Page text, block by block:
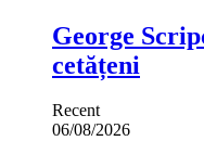
George
cetățeni
Recent
06/08/2026